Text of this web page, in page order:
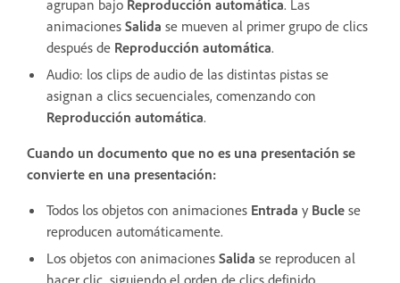
agrupan bajo Reproducción automática. Las
animaciones Salida se mueven al primer grupo de clics
después de Reproducción automática.
Audio: los clips de audio de las distintas pistas se
asignan a clics secuenciales, comenzando con
Reproducción automática.
Cuando un documento que no es una presentación se
convierte en una presentación:
Todos los objetos con animaciones Entrada y Bucle se
reproducen automáticamente.
Los objetos con animaciones Salida se reproducen al